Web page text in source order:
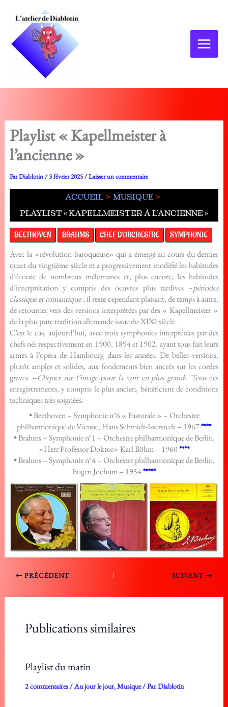
contenu
Playlist « Kapellmeister à
l’ancienne »
ParDiablotin/3 février 2025/Laisser un commentaire
ACCUEIL
MUSIQUE
PLAYLIST « KAPELLMEISTER À L’ANCIENNE »
BEETHOVEN BRAHMS CHEF D'ORCHESTRE SYMPHONIE
Avec la «révolution baroqueuse» qui a émergé au cours du dernier
quart du vingtième siècle et a progressivement modifié les habitudes
d’écoute de nombreux mélomanes et, plus encore, les habitudes
d’interprétation y compris des oeuvres plus tardives –périodes
classique et romantique-, il reste cependant plaisant, de temps à autre,
de retourner vers des versions interprétées par des « Kapellmeister »
de la plus pure tradition allemande issue du XIXè siècle.
C’est le cas, aujourd’hui, avec trois symphonies interprétées par des
chefs nés respectivement en 1900, 1894 et 1902, ayant tous fait leurs
armes à l’opéra de Hambourg dans les années. De belles versions,
plutôt amples et solides, aux fondements bien ancrés sur les cordes
graves. –Cliquer sur l’image pour la voir en plus grand-. Tous ces
enregistrements, y compris le plus ancien, bénéficient de conditions
techniques très soignées.
•Beethoven – Symphonie n°6 « Pastorale » – Orchestre
philharmonique de Vienne, Hans Schmidt-Isserstedt – 1967****
•Brahms – Symphonie n°1 – Orchestre philharmonique de Berlin,
«Herr Professor Doktor» Karl Böhm – 1960****
•Brahms – Symphonie n°4 – Orchestre philharmonique de Berlin,
Eugen Jochum – 1954*****
PRÉCÉDENT SUIVANT
Publications similaires
Playlist du matin
2 commentaires/Au jour le jour,Musique/ ParDiablotin